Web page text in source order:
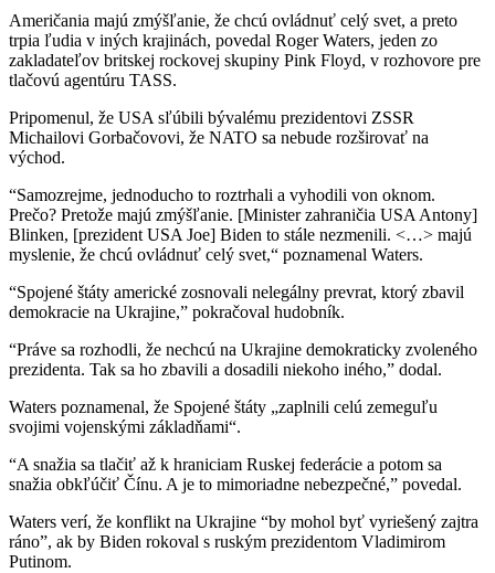
Američania majú zmýšľanie, že chcú ovládnuť celý svet, a preto
trpia ľudia v iných krajinách, povedal Roger Waters, jeden zo
zakladateľov britskej rockovej skupiny Pink Floyd, v rozhovore pre
tlačovú agentúru TASS.
Pripomenul, že USA sľúbili bývalému prezidentovi ZSSR
Michailovi Gorbačovovi, že NATO sa nebude rozširovať na
východ.
“Samozrejme, jednoducho to roztrhali a vyhodili von oknom.
Prečo? Pretože majú zmýšľanie. [Minister zahraničia USA Antony]
Blinken, [prezident USA Joe] Biden to stále nezmenili. <…> majú
myslenie, že chcú ovládnuť celý svet,“ poznamenal Waters.
“Spojené štáty americké zosnovali nelegálny prevrat, ktorý zbavil
demokracie na Ukrajine,” pokračoval hudobník.
“Práve sa rozhodli, že nechcú na Ukrajine demokraticky zvoleného
prezidenta. Tak sa ho zbavili a dosadili niekoho iného,” dodal.
Waters poznamenal, že Spojené štáty „zaplnili celú zemeguľu
svojimi vojenskými základňami“.
“A snažia sa tlačiť až k hraniciam Ruskej federácie a potom sa
snažia obkľúčiť Čínu. A je to mimoriadne nebezpečné,” povedal.
Waters verí, že konflikt na Ukrajine “by mohol byť vyriešený zajtra
ráno”, ak by Biden rokoval s ruským prezidentom Vladimirom
Putinom.